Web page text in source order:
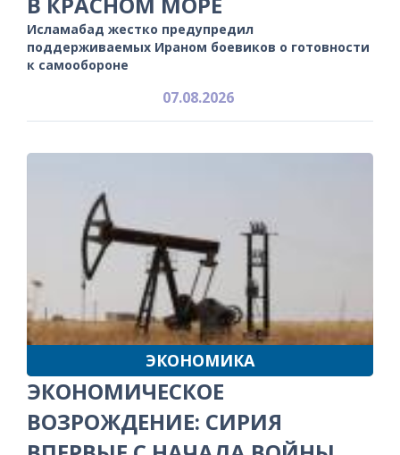
Исламабад жестко предупредил
поддерживаемых Ираном боевиков о готовности
к самообороне
07.08.2026
ЭКОНОМИКА
ЭКОНОМИЧЕСКОЕ
ВОЗРОЖДЕНИЕ: СИРИЯ